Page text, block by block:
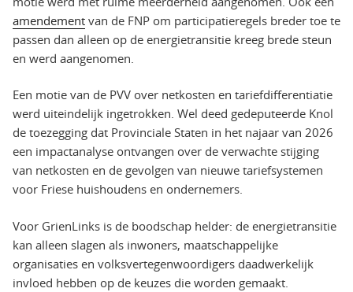
amendement van de FNP om participatieregels breder toe te
passen dan alleen op de energietransitie kreeg brede steun
en werd aangenomen.
Een motie van de PVV over netkosten en tariefdifferentiatie
werd uiteindelijk ingetrokken. Wel deed gedeputeerde Knol
de toezegging dat Provinciale Staten in het najaar van 2026
een impactanalyse ontvangen over de verwachte stijging
van netkosten en de gevolgen van nieuwe tariefsystemen
voor Friese huishoudens en ondernemers.
Voor GrienLinks is de boodschap helder: de energietransitie
kan alleen slagen als inwoners, maatschappelijke
organisaties en volksvertegenwoordigers daadwerkelijk
invloed hebben op de keuzes die worden gemaakt.